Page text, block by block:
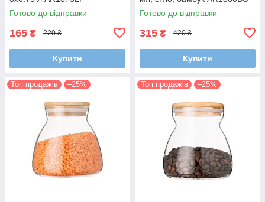
Готово до відправки
165 ₴ 220 ₴
Купити
Готово до відправки
315 ₴ 420 ₴
Купити
Топ продажів –25% Топ продажів –25%